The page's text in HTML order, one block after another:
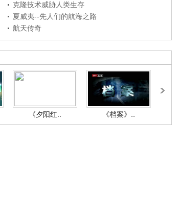
克隆技术威胁人类生存
夏威夷--先人们的航海之路
航天传奇
《夕阳红.. 《档案》..